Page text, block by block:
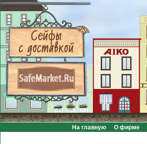
На главную О фирме